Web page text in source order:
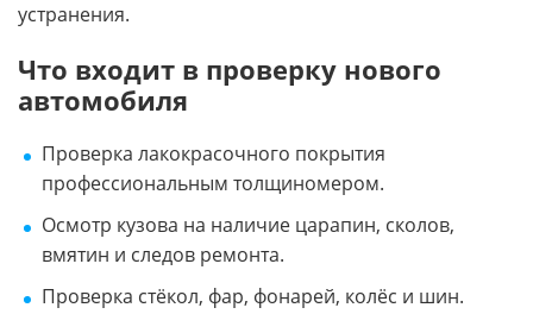
устранения.
Что входит в проверку нового
автомобиля
Проверка лакокрасочного покрытия
профессиональным толщиномером.
Осмотр кузова на наличие царапин, сколов,
вмятин и следов ремонта.
Проверка стёкол, фар, фонарей, колёс и шин.